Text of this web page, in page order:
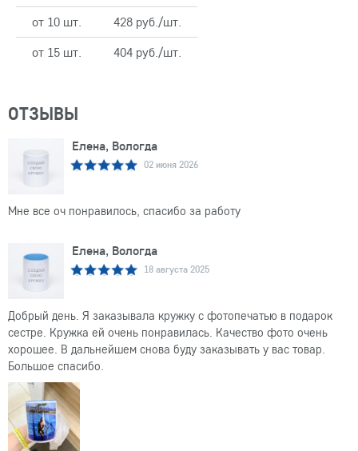
от 10 шт.
428 руб./шт.
от 15 шт.
404 руб./шт.
ОТЗЫВЫ
Елена, Вологда
02 июня 2026
Мне все оч понравилось, спасибо за работу
Елена, Вологда
18 августа 2025
Добрый день. Я заказывала кружку с фотопечатью в подарок
сестре. Кружка ей очень понравилась. Качество фото очень
хорошее. В дальнейшем снова буду заказывать у вас товар.
Большое спасибо.